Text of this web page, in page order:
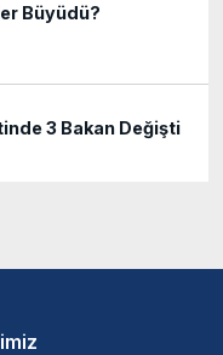
Büyüdü?
3 Bakan Değişti